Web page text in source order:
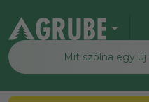
arrow_drop_down